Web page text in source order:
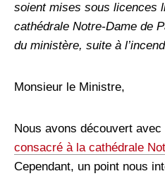
soient mises sous licences
cathédrale Notre-Dame de
du ministère, suite à
Monsieur le Ministre,
Nous avons découvert
consacré à la cathédrale
Cependant, un point nous